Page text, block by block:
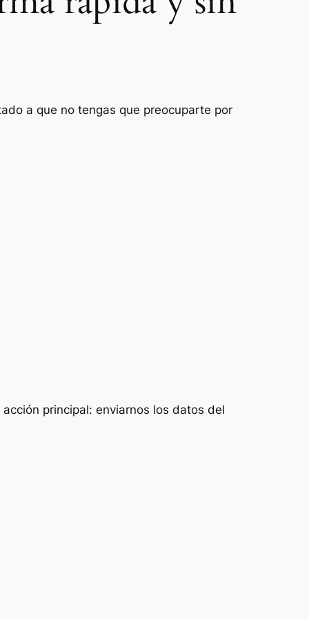
a que no tengas que preocuparte por
principal: enviarnos los datos del